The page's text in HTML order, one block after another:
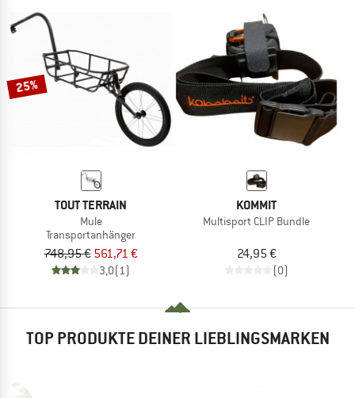
25%
TOUT TERRAIN
Mule
Transportanhänger
748,95 € 561,71 €
3,0(1)
KOMMIT
Multisport CLIP Bundle
24,95 €
(0)
TOP PRODUKTE DEINER LIEBLINGSMARKEN